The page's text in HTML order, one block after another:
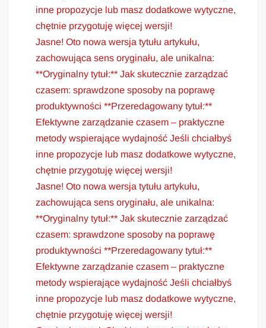
inne propozycje lub masz dodatkowe wytyczne,
chętnie przygotuję więcej wersji!
Jasne! Oto nowa wersja tytułu artykułu,
zachowująca sens oryginału, ale unikalna:
**Oryginalny tytuł:** Jak skutecznie zarządzać
czasem: sprawdzone sposoby na poprawę
produktywności **Przeredagowany tytuł:**
Efektywne zarządzanie czasem – praktyczne
metody wspierające wydajność Jeśli chciałbyś
inne propozycje lub masz dodatkowe wytyczne,
chętnie przygotuję więcej wersji!
Jasne! Oto nowa wersja tytułu artykułu,
zachowująca sens oryginału, ale unikalna:
**Oryginalny tytuł:** Jak skutecznie zarządzać
czasem: sprawdzone sposoby na poprawę
produktywności **Przeredagowany tytuł:**
Efektywne zarządzanie czasem – praktyczne
metody wspierające wydajność Jeśli chciałbyś
inne propozycje lub masz dodatkowe wytyczne,
chętnie przygotuję więcej wersji!